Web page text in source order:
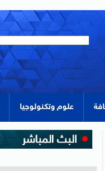
علوم وتكنولوجيا